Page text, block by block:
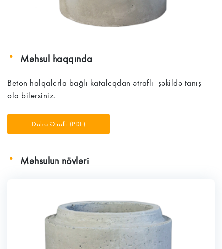
Məhsul haqqında
Beton halqalarla bağlı kataloqdan ətraflı şəkildə tanış
ola bilərsiniz.
Daha Ətraflı (PDF)
Məhsulun növləri